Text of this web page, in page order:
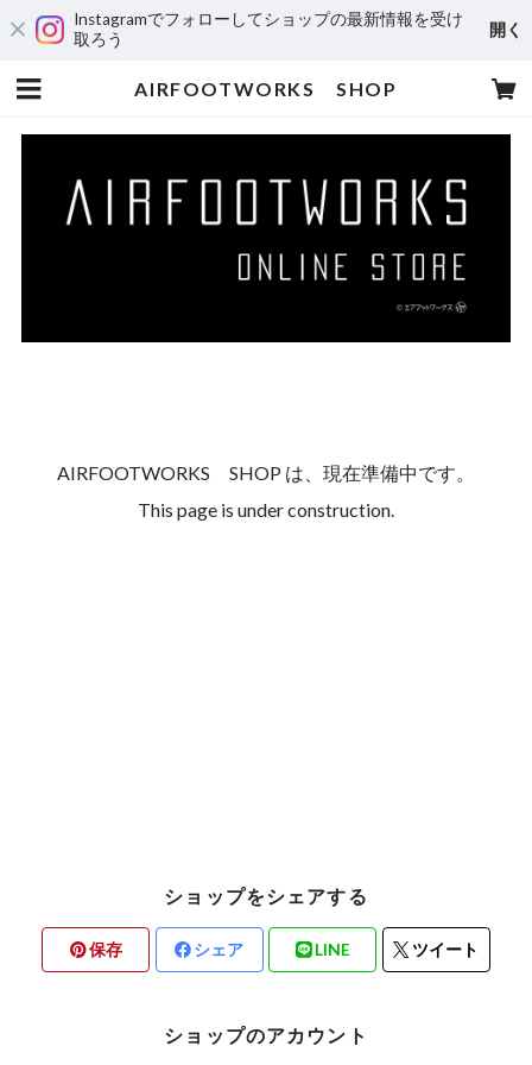
Instagramでフォローしてショップの最新情報を受け
取ろう
開く
AIRFOOTWORKS SHOP
AIRFOOTWORKS SHOP は、現在準備中です。
This page is under construction.
ショップをシェアする
保存 シェア LINE ツイート
ショップのアカウント